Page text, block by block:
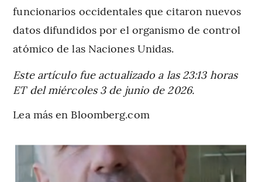
funcionarios occidentales que citaron nuevos
datos difundidos por el organismo de control
atómico de las Naciones Unidas.
Este artículo fue actualizado a las 23:13 horas
ET del miércoles 3 de junio de 2026.
Lea más en Bloomberg.com